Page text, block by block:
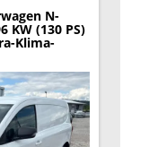
N-
KW (130 PS)
Klima-